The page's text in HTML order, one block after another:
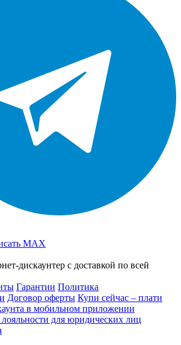
MAX
дискаунтер с доставкой по всей
Гарантии Политика
Договор оферты Купи сейчас – плати
в мобильном приложении
для юридических лиц